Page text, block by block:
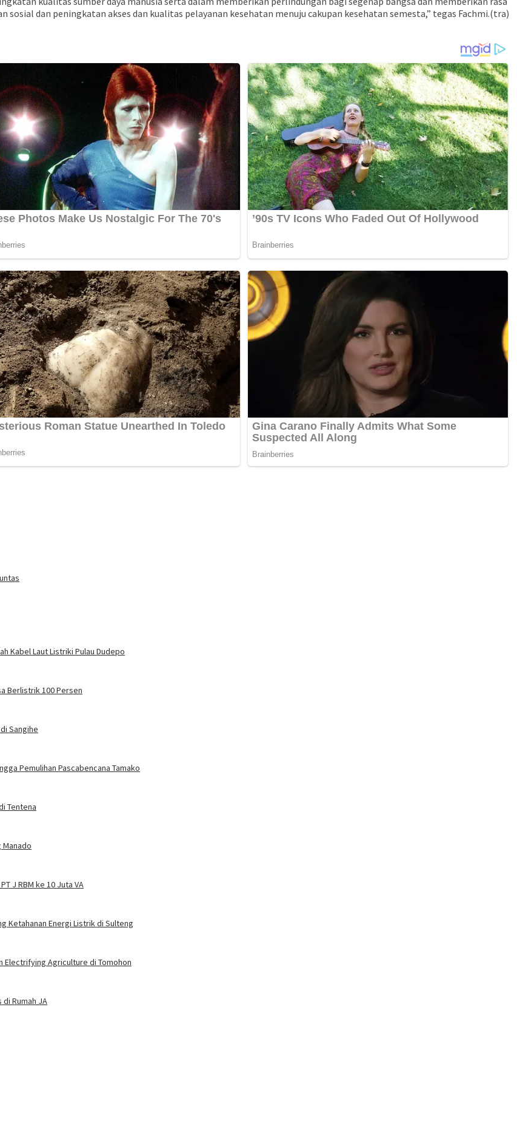
dan peningkatan akses dan kualitas pelayanan kesehatan menuju cakupan kesehatan semesta,” tegas Fachmi.(tra)
Kabel Laut Listriki Pulau Dudepo
Berlistrik 100 Persen
Sangihe
Pemulihan Pascabencana Tamako
Tentena
Manado
J RBM ke 10 Juta VA
Ketahanan Energi Listrik di Sulteng
Electrifying Agriculture di Tomohon
di Rumah JA